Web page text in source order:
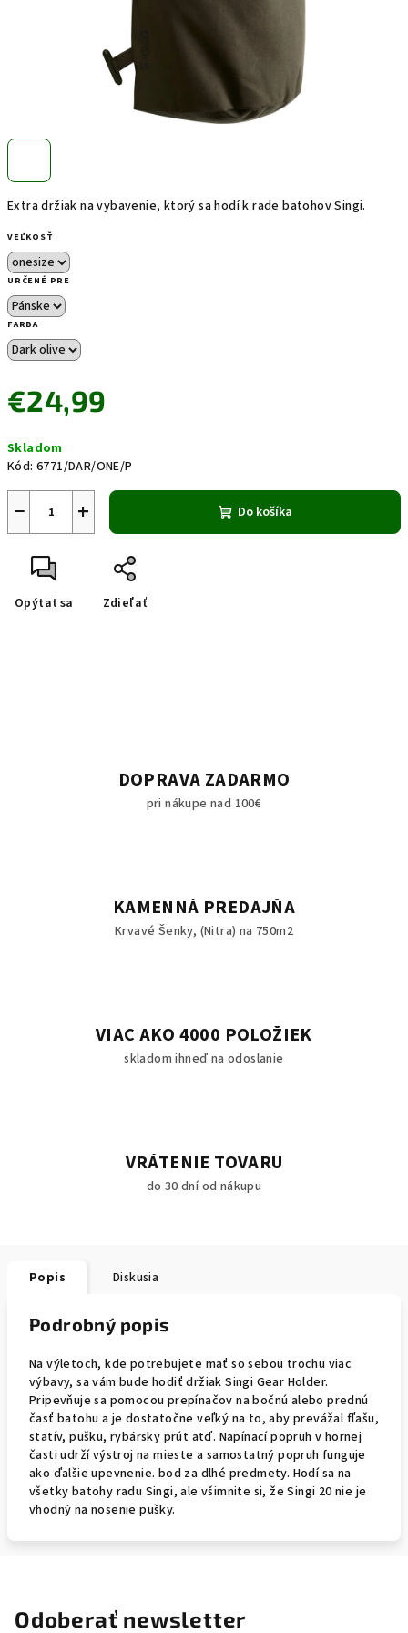
Extra držiak na vybavenie, ktorý sa hodí k rade batohov Singi.
VEĽKOSŤ
URČENÉ PRE
FARBA
€24,99
cena:
Skladom
Kód: 6771/DAR/ONE/P
+
− Do košíka
Opýtať sa Zdieľať
DOPRAVA ZADARMO
pri nákupe nad 100€
KAMENNÁ PREDAJŇA
Krvavé Šenky, (Nitra) na 750m2
VIAC AKO 4000 POLOŽIEK
skladom ihneď na odoslanie
VRÁTENIE TOVARU
do 30 dní od nákupu
Popis Diskusia
Podrobný popis
Na výletoch, kde potrebujete mať so sebou trochu viac
výbavy, sa vám bude hodiť držiak Singi Gear Holder.
Pripevňuje sa pomocou prepínačov na bočnú alebo prednú
časť batohu a je dostatočne veľký na to, aby prevážal fľašu,
statív, pušku, rybársky prút atď. Napínací popruh v hornej
časti udrží výstroj na mieste a samostatný popruh funguje
ako ďalšie upevnenie. bod za dlhé predmety. Hodí sa na
všetky batohy radu Singi, ale všimnite si, že Singi 20 nie je
vhodný na nosenie pušky.
Odoberať newsletter